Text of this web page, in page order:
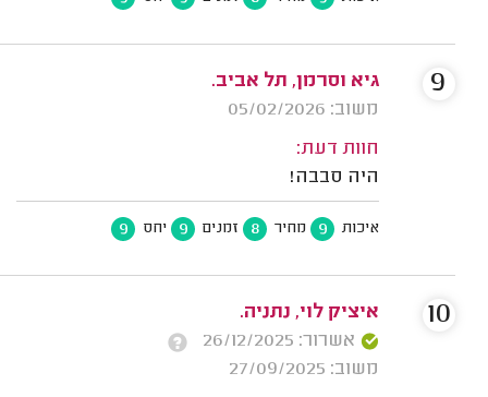
גיא וסרמן, תל אביב.
משוב: 05/02/2026
חוות דעת:
היה סבבה!
איכות 9 מחיר 8 זמנים 9 יחס 9
9
איציק לוי, נתניה.
אשרור: 26/12/2025
משוב: 27/09/2025
10